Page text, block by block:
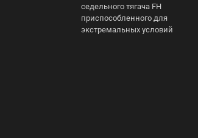
седельного тягача FH
приспособленного для
экстремальных условий